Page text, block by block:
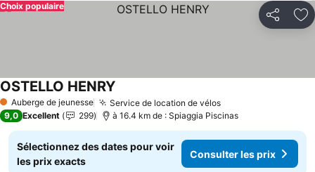
Partager
Choix populaire
1 Étoiles
Auberge de jeunesse Service de location de vélos
OSTELLO HENRY
9,0 Excellent 299 à 16.4 km de : Spiaggia Piscinas
Sélectionnez des dates pour voir
les prix exacts
Consulter les prix